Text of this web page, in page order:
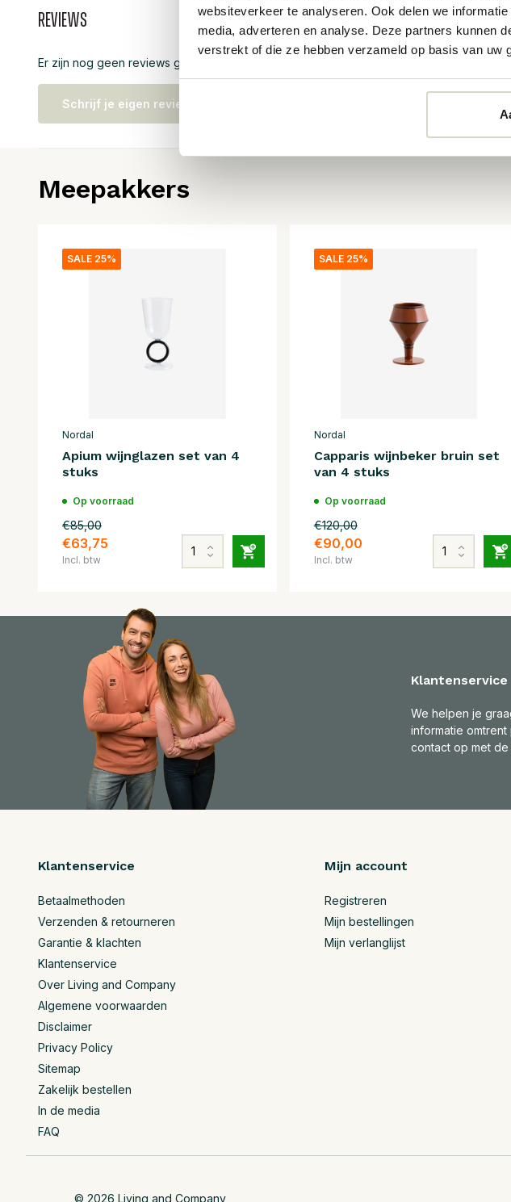
websiteverkeer te analyseren. Ook delen we
media, adverteren en analyse. Deze partners kunnen
verstrekt of die ze hebben verzameld op basis van uw
Reviews
Er zijn nog geen reviews geschreven over dit product..
Schrijf je eigen review
Meepakkers
SALE 25%
Nordal
Apium wijnglazen set van 4
stuks
Op voorraad
€85,00
€63,75
Incl. btw
SALE 25%
Nordal
Capparis wijnbeker bruin set
van 4 stuks
Op voorraad
€120,00
€90,00
Incl. btw
Klantenservice
We helpen je
informatie
contact op met de
Klantenservice
Betaalmethoden
Verzenden & retourneren
Garantie & klachten
Klantenservice
Over Living and Company
Algemene voorwaarden
Disclaimer
Privacy Policy
Sitemap
Zakelijk bestellen
In de media
FAQ
Mijn account
Registreren
Mijn bestellingen
Mijn verlanglijst
© 2026 Living and Company